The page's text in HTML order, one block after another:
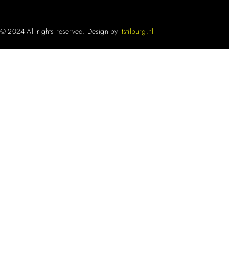
© 2024 All rights reserved. Design by Itstilburg.nl